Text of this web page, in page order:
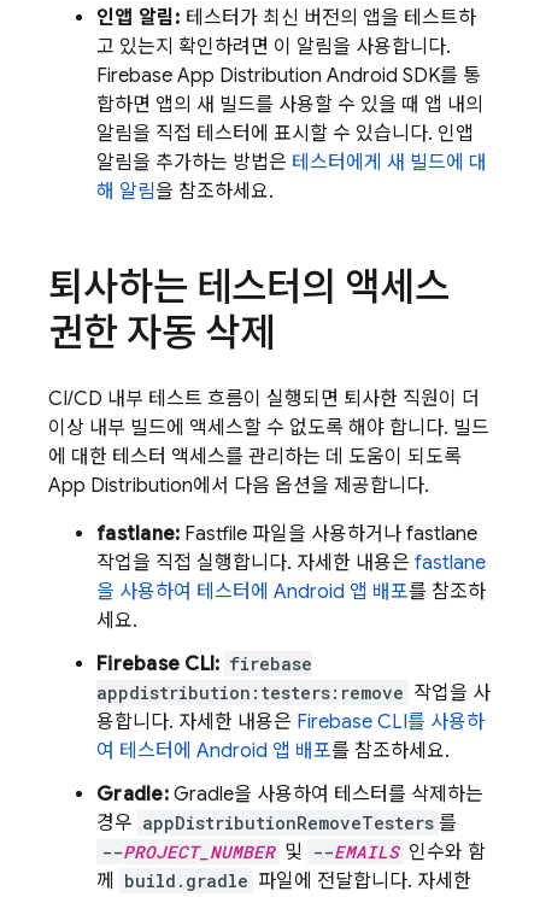
인앱 알림: 테스터가 최신 버전의 앱을 테스트하
고 있는지 확인하려면 이 알림을 사용합니다.
Firebase App Distribution Android SDK를 통
합하면 앱의 새 빌드를 사용할 수 있을 때 앱 내의
알림을 직접 테스터에 표시할 수 있습니다. 인앱
알림을 추가하는 방법은 테스터에게 새 빌드에 대
해 알림을 참조하세요.
퇴사하는 테스터의 액세스
권한 자동 삭제
CI/CD 내부 테스트 흐름이 실행되면 퇴사한 직원이 더
이상 내부 빌드에 액세스할 수 없도록 해야 합니다. 빌드
에 대한 테스터 액세스를 관리하는 데 도움이 되도록
App Distribution에서 다음 옵션을 제공합니다.
fastlane: Fastfile 파일을 사용하거나 fastlane
작업을 직접 실행합니다. 자세한 내용은 fastlane
을 사용하여 테스터에 Android 앱 배포를 참조하
세요.
Firebase CLI: firebase
appdistribution:testers:remove 작업을 사
용합니다. 자세한 내용은 Firebase CLI를 사용하
여 테스터에 Android 앱 배포를 참조하세요.
Gradle:Gradle을 사용하여 테스터를 삭제하는
경우 appDistributionRemoveTesters 를
--PROJECT_NUMBER 및 --EMAILS 인수와 함
께
build.gradle 파일에 전달합니다. 자세한